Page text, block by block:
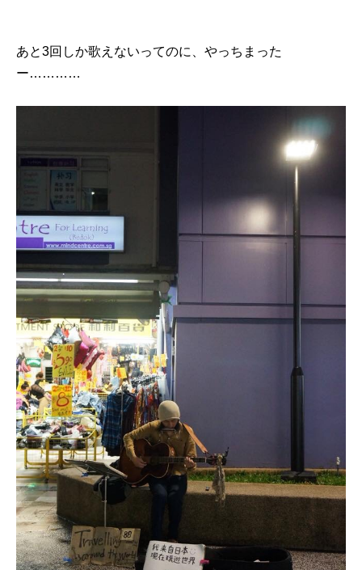
あと3回しか歌えないってのに、やっちまった
ー…………